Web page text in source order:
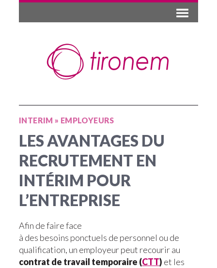
INTERIM » EMPLOYEURS
LES AVANTAGES DU
RECRUTEMENT EN
INTÉRIM POUR
L’ENTREPRISE
Afin de faire face
à des besoins ponctuels de personnel ou de
qualification, un employeur peut recourir au
contrat de travail temporaire (CTT) et les